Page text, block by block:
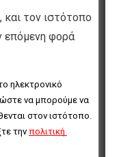
τον ιστότοπο
επόμενη φορά
ηλεκτρονικό
να μπορούμε να
στον ιστότοπο.
την πολιτική